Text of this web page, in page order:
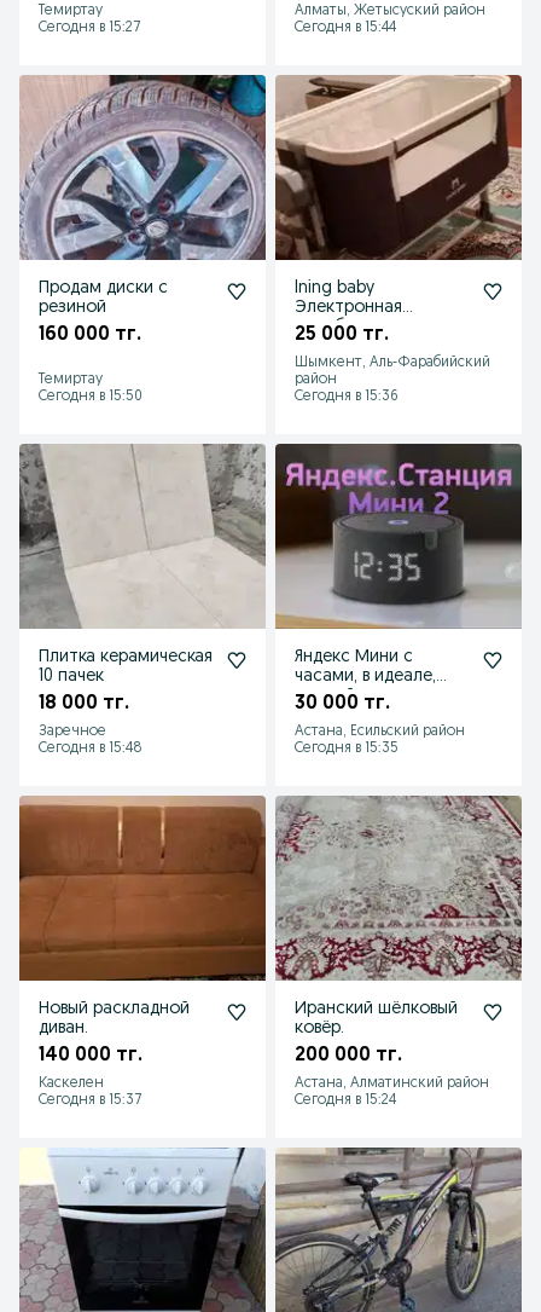
Темиртау
Сегодня в 15:27
Алматы, Жетысуский район
Сегодня в 15:44
Продам диски с
резиной
160 000 тг.
Темиртау
Сегодня в 15:50
Ining baby
Электронная
колыбель
25 000 тг.
Шымкент, Аль-Фарабийский
район
Сегодня в 15:36
Плитка керамическая
10 пачек
18 000 тг.
Заречное
Сегодня в 15:48
Яндекс Мини с
часами, в идеале,
полный комплект
30 000 тг.
Астана, Есильский район
Сегодня в 15:35
Новый раскладной
диван.
140 000 тг.
Каскелен
Сегодня в 15:37
Иранский шёлковый
ковёр.
200 000 тг.
Астана, Алматинский район
Сегодня в 15:24